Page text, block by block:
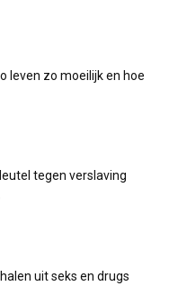
leven zo moeilijk en hoe
tegen verslaving
uit seks en drugs